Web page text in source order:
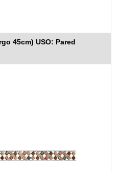
45cm) USO: Pared